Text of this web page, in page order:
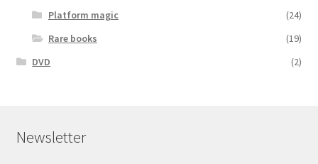
Platform magic
(24)
Rare books
(19)
DVD
(2)
Newsletter